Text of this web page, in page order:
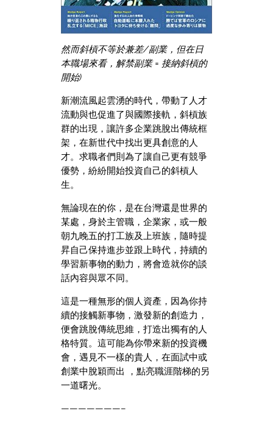
然而斜槓不等於兼差/副業，但在日
本職場來看，解禁副業 = 接納斜槓的
開始)
新潮流風起雲湧的時代，帶動了 人才
流動與也促進了與國際接軌， 斜槓族
群的出現，讓許多企業跳脫出傳統框
架，在新世代中找出更具創意的人
才。 求職者們則為了讓自己更有競爭
優勢，紛紛開始投資自己的斜槓人
生。
無論現在的你，是在台灣還是世界的
某處，身於主管職，企業家，或一般
朝九晚五的打工族及上班族，隨時提
昇自己保持進步並跟上時代，持續的
學習新事物的動力，將會造就你的談
話內容與眾不同。
這是一種無形的個人資產，因為你持
續的接觸新事物，激發新的創造力，
便會跳脫傳統思維，打造出獨有的人
格特質。這可能為你帶來新的投資機
會，遇見不一樣的貴人，在面試中或
創業中脫穎而出 ，點亮職涯階梯的另
一道曙光。
———————–